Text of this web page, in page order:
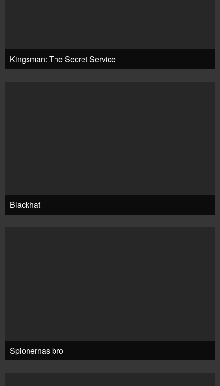
Kingsman: The Secret Service
Blackhat
Spionernas bro